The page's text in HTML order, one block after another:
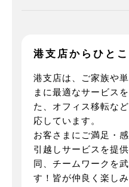
港支店からひとこ
港支店は、ご家族や
まに最適なサービス
た、オフィス移転な
応しています。
お客さまにご満足・
引越しサービスを提
同、チームワークを
す！皆が仲良く楽し